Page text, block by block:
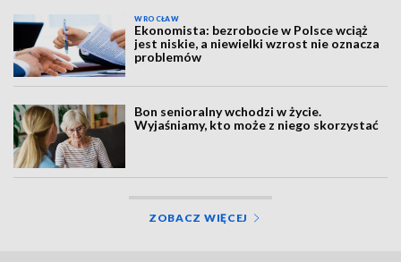
WROCŁAW
Ekonomista: bezrobocie w Polsce wciąż
jest niskie, a niewielki wzrost nie oznacza
problemów
Bon senioralny wchodzi w życie.
Wyjaśniamy, kto może z niego skorzystać
ZOBACZ WIĘCEJ